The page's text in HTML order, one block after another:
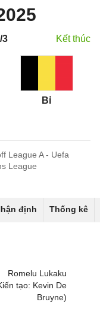
3 Kết thúc
Bỉ
League A - Uefa
League
định Thống kê
Romelu Lukaku
tạo: Kevin De
Bruyne)